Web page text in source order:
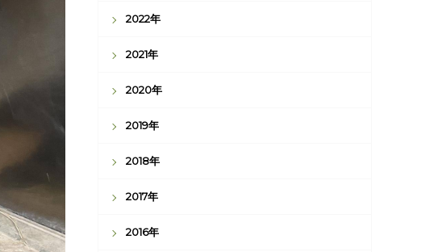
2022年
2021年
2020年
2019年
2018年
2017年
2016年